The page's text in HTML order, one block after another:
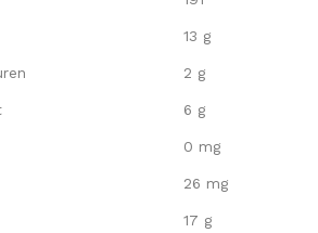
13 g
2 g
6 g
0 mg
26 mg
17 g